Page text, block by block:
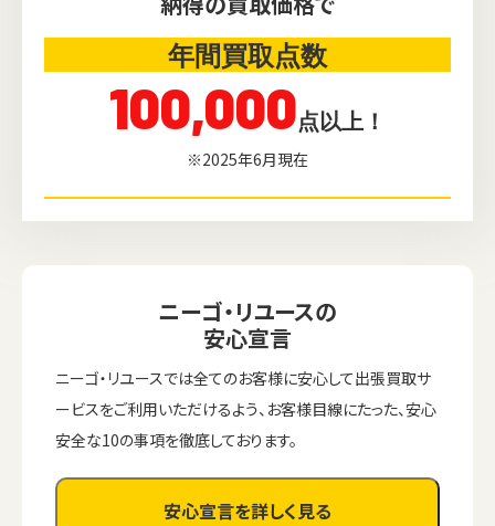
年間買取点数
100,000点以上！
※2025年6月現在
ニーゴ・リユースの
安心宣言
ニーゴ・リユースでは全てのお客様に安心して出張買取サ
ービスをご利用いただけるよう、お客様目線にたった、安心
安全な10の事項を徹底しております。
安心宣言を詳しく見る